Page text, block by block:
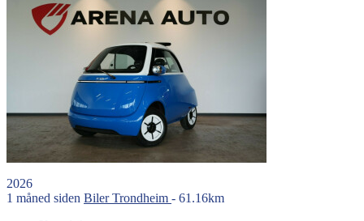
2026
1 måned siden BilerTrondheim - 61.16km